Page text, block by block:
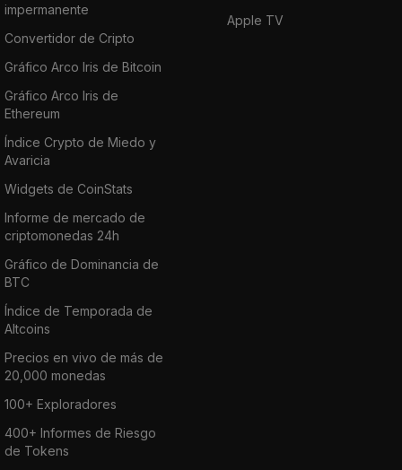
impermanente
Convertidor de Cripto
Gráfico Arco Iris de Bitcoin
Gráfico Arco Iris de
Ethereum
Índice Crypto de Miedo y
Avaricia
Widgets de CoinStats
Informe de mercado de
criptomonedas 24h
Gráfico de Dominancia de
BTC
Índice de Temporada de
Altcoins
Precios en vivo de más de
20,000 monedas
100+ Exploradores
400+ Informes de Riesgo
de Tokens
Apple TV